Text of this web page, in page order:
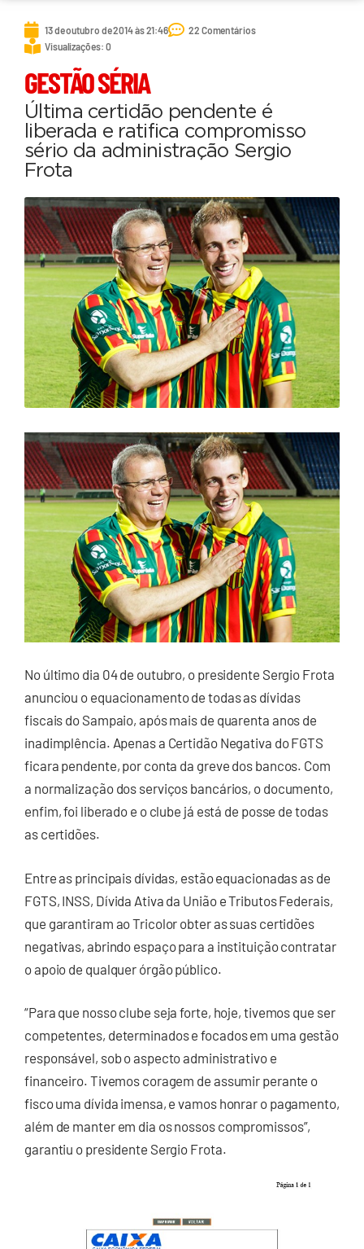
13 de outubro de 2014 às 21:46
22 Comentários
Visualizações: 0
GESTÃO SÉRIA
Última certidão pendente é
liberada e ratifica compromisso
sério da administração Sergio
Frota
No último dia 04 de outubro, o presidente Sergio Frota
anunciou o equacionamento de todas as dívidas
fiscais do Sampaio, após mais de quarenta anos de
inadimplência. Apenas a Certidão Negativa do FGTS
ficara pendente, por conta da greve dos bancos. Com
a normalização dos serviços bancários, o documento,
enfim, foi liberado e o clube já está de posse de todas
as certidões.
Entre as principais dívidas, estão equacionadas as de
FGTS, INSS, Dívida Ativa da União e Tributos Federais,
que garantiram ao Tricolor obter as suas certidões
negativas, abrindo espaço para a instituição contratar
o apoio de qualquer órgão público.
“Para que nosso clube seja forte, hoje, tivemos que ser
competentes, determinados e focados em uma gestão
responsável, sob o aspecto administrativo e
financeiro. Tivemos coragem de assumir perante o
fisco uma dívida imensa, e vamos honrar o pagamento,
além de manter em dia os nossos compromissos”,
garantiu o presidente Sergio Frota.